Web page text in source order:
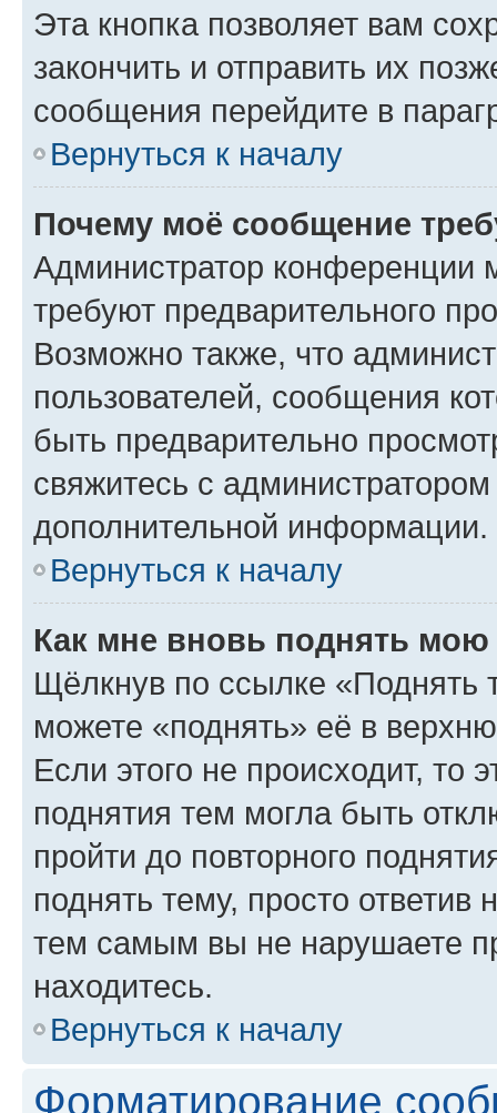
Эта кнопка позволяет вам
закончить и отправить их
сообщения перейдите в
Вернуться к началу
Почему моё сообщение
Администратор конференции
требуют предварительного
Возможно также, что
пользователей, сообщения
быть предварительно
свяжитесь с
дополнительной информации.
Вернуться к началу
Как мне вновь поднять мою
Щёлкнув по ссылке «Поднять
можете «поднять» её в
Если этого не происходит, то
поднятия тем могла быть
пройти до повторного
поднять тему, просто ответив
тем самым вы не нарушаете
находитесь.
Вернуться к началу
Форматирование